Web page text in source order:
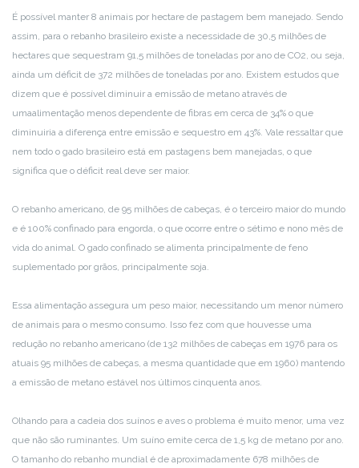
É possível manter 8 animais por hectare de pastagem bem manejado. Sendo
assim, para o rebanho brasileiro existe a necessidade de 30,5 milhões de
hectares que sequestram 91,5 milhões de toneladas por ano de CO2, ou seja,
ainda um déficit de 372 milhões de toneladas por ano. Existem estudos que
dizem que é possível diminuir a emissão de metano através de
umaalimentação menos dependente de fibras em cerca de 34% o que
diminuiria a diferença entre emissão e sequestro em 43%. Vale ressaltar que
nem todo o gado brasileiro está em pastagens bem manejadas, o que
significa que o déficit real deve ser maior.
O rebanho americano, de 95 milhões de cabeças, é o terceiro maior do mundo
e é 100% confinado para engorda, o que ocorre entre o sétimo e nono mês de
vida do animal. O gado confinado se alimenta principalmente de feno
suplementado por grãos, principalmente soja.
Essa alimentação assegura um peso maior, necessitando um menor número
de animais para o mesmo consumo. Isso fez com que houvesse uma
redução no rebanho americano (de 132 milhões de cabeças em 1976 para os
atuais 95 milhões de cabeças, a mesma quantidade que em 1960) mantendo
a emissão de metano estável nos últimos cinquenta anos.
Olhando para a cadeia dos suínos e aves o problema é muito menor, uma vez
que não são ruminantes. Um suíno emite cerca de 1,5 kg de metano por ano.
O tamanho do rebanho mundial é de aproximadamente 678 milhões de